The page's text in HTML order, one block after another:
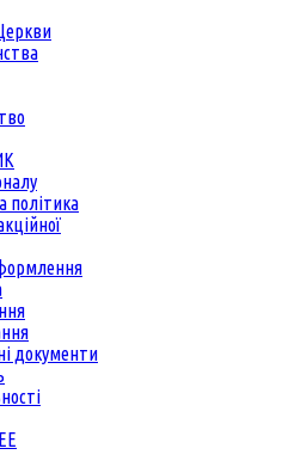
політика
документи